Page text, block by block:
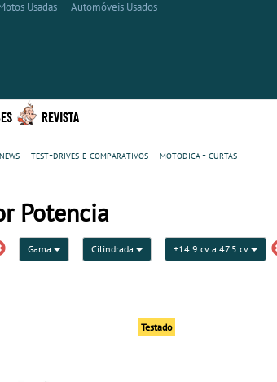
Usadas Automóveis Usados
REVISTA
test-drives e comparativos
motodica - curtas
Potencia
Gama Cilindrada +14.9 cv a 47.5 cv
Testado